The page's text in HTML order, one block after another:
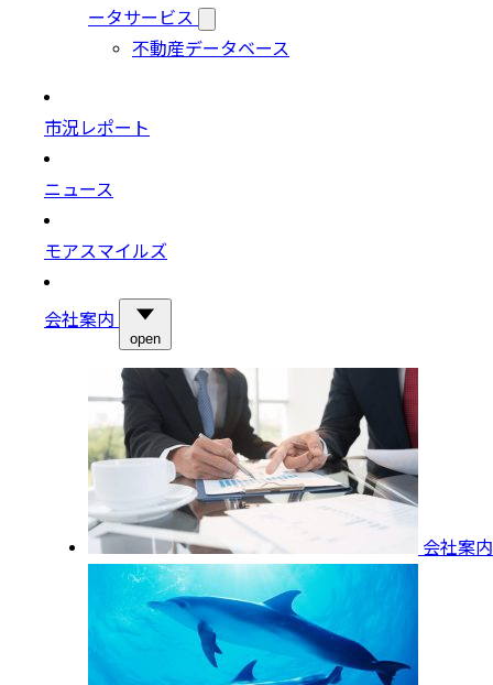
ータサービス
不動産データベース
市況レポート
ニュース
モアスマイルズ
会社案内
open
会社案内